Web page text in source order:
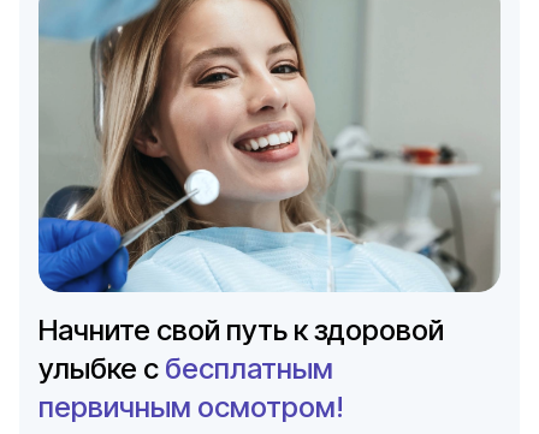
Начните свой путь к здоровой
улыбке с бесплатным
первичным осмотром!